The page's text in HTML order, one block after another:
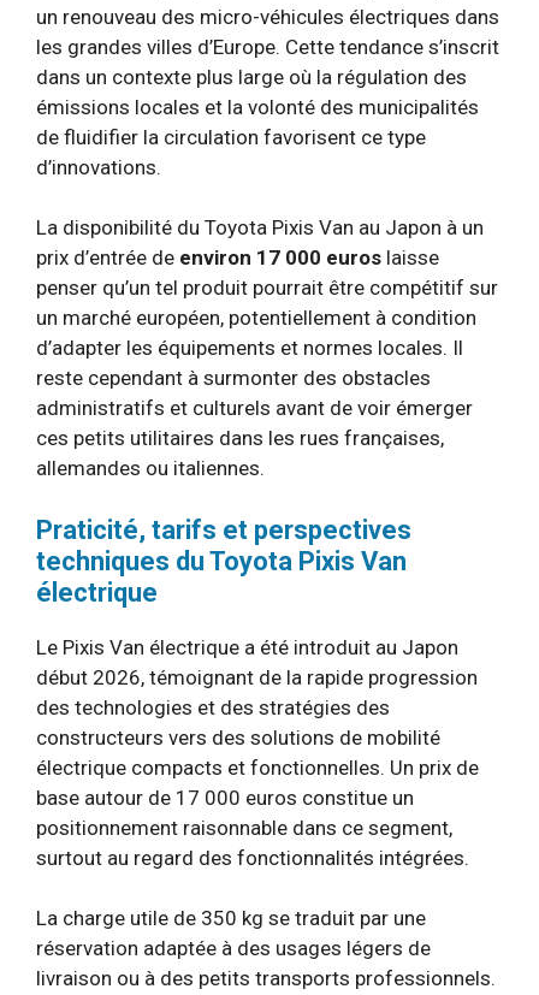
un renouveau des micro-véhicules électriques dans
les grandes villes d’Europe. Cette tendance s’inscrit
dans un contexte plus large où la régulation des
émissions locales et la volonté des municipalités
de fluidifier la circulation favorisent ce type
d’innovations.
La disponibilité du Toyota Pixis Van au Japon à un
prix d’entrée de environ 17 000 euros laisse
penser qu’un tel produit pourrait être compétitif sur
un marché européen, potentiellement à condition
d’adapter les équipements et normes locales. Il
reste cependant à surmonter des obstacles
administratifs et culturels avant de voir émerger
ces petits utilitaires dans les rues françaises,
allemandes ou italiennes.
Praticité, tarifs et perspectives
techniques du Toyota Pixis Van
électrique
Le Pixis Van électrique a été introduit au Japon
début 2026, témoignant de la rapide progression
des technologies et des stratégies des
constructeurs vers des solutions de mobilité
électrique compacts et fonctionnelles. Un prix de
base autour de 17 000 euros constitue un
positionnement raisonnable dans ce segment,
surtout au regard des fonctionnalités intégrées.
La charge utile de 350 kg se traduit par une
réservation adaptée à des usages légers de
livraison ou à des petits transports professionnels.